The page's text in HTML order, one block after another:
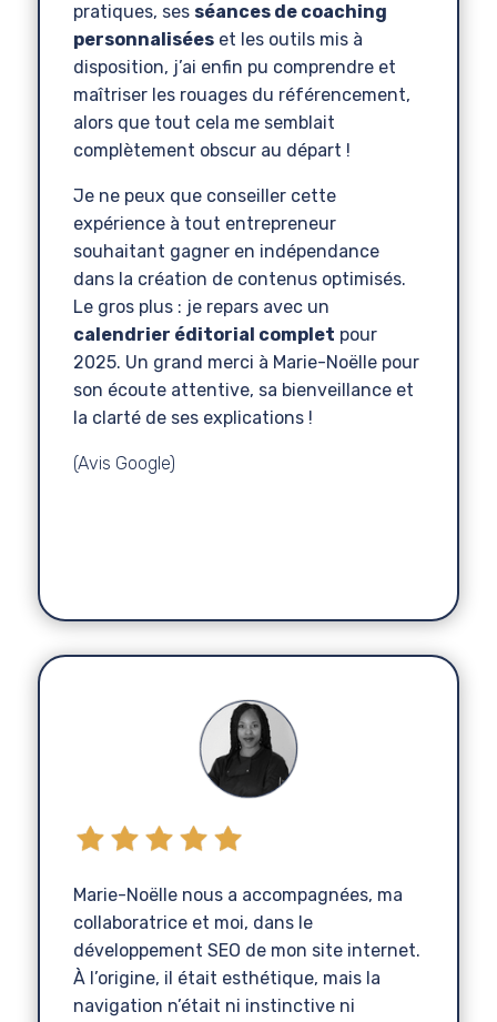
pratiques, ses séances de coaching
personnaliséeset les outils mis à
disposition, j’ai enfin pu comprendre et
maîtriser les rouages du référencement,
alors que tout cela me semblait
complètement obscur au départ !
Je ne peux que conseiller cette
expérience à tout entrepreneur
souhaitant gagner en indépendance
dans la création de contenus optimisés.
Le gros plus : je repars avec un
calendrier éditorial complet pour
2025. Un grand merci à Marie-Noëlle pour
son écoute attentive, sa bienveillance et
la clarté de ses explications !
(Avis Google)
Marie-Noëlle nous a accompagnées, ma
collaboratrice et moi, dans le
développement SEO de mon site internet.
À l’origine, il était esthétique, mais la
navigation n’était ni instinctive ni